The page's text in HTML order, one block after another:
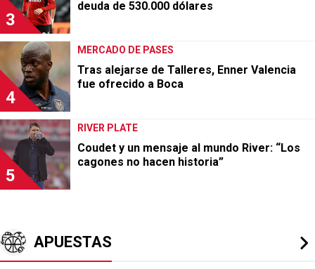
FÚTBOL ARGENTINO
Passerini: “Es el Haaland sudamericano”